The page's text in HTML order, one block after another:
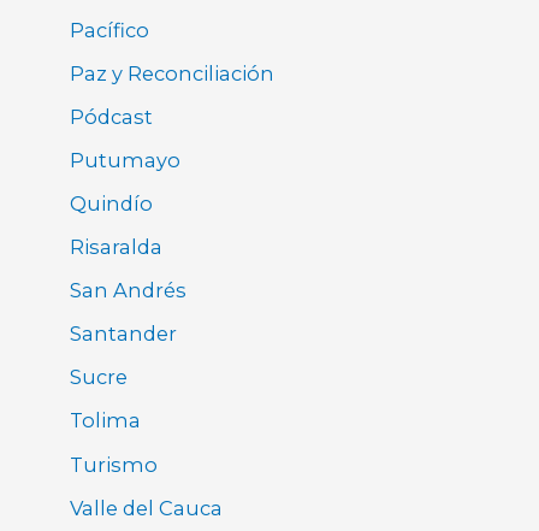
Pacífico
Paz y Reconciliación
Pódcast
Putumayo
Quindío
Risaralda
San Andrés
Santander
Sucre
Tolima
Turismo
Valle del Cauca